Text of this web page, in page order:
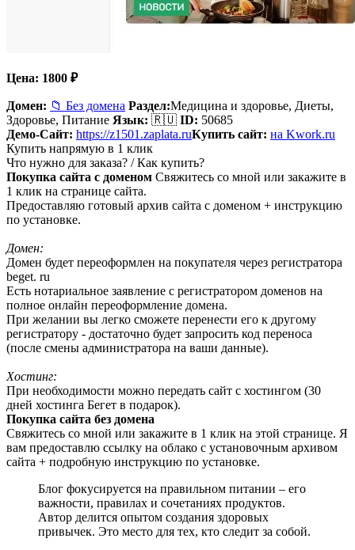
Цена: 1800 ₽
Домен: 📁 Без домена Раздел:Медицина и здоровье, Диеты,
Здоровье, Питание Язык: 🇷🇺 ID: 50685
Демо-Сайт: https://z1501.zaplata.ruКупить сайт: на Kwork.ru
Купить напрямую в 1 клик
Что нужно для заказа? / Как купить?
Покупка сайта с доменом Свяжитесь со мной или закажите в
1 клик на странице сайта.
Предоставляю готовый архив сайта с доменом + инструкцию
по установке.
Домен:
Домен будет переоформлен на покупателя через регистратора
beget. ru
Есть нотариальное заявление с регистратором доменов на
полное онлайн переоформление домена.
При желании вы легко сможете перенести его к другому
регистратору - достаточно будет запросить код переноса
(после смены администратора на ваши данные).
Хостинг:
При необходимости можно передать сайт с хостингом (30
дней хостинга Бегет в подарок).
Покупка сайта без домена
Свяжитесь со мной или закажите в 1 клик на этой странице. Я
вам предоставлю ссылку на облако с установочным архивом
сайта + подробную инструкцию по установке.
Блог фокусируется на правильном питании – его
важности, правилах и сочетаниях продуктов.
Автор делится опытом создания здоровых
привычек. Это место для тех, кто следит за собой.